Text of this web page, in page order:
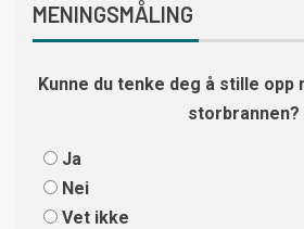
MENINGSMÅLING
Kunne du tenke deg å stille
storbrannen?
Ja
Nei
Vet ikke